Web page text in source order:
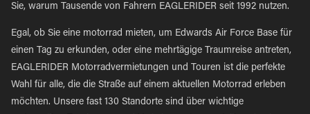
Sie, warum Tausende von Fahrern EAGLERIDER seit 1992 nutzen.
Egal, ob Sie eine motorrad mieten, um Edwards Air Force Base für
einen Tag zu erkunden, oder eine mehrtägige Traumreise antreten,
EAGLERIDER Motorradvermietungen und Touren ist die perfekte
Wahl für alle, die die Straße auf einem aktuellen Motorrad erleben
möchten. Unsere fast 130 Standorte sind über wichtige